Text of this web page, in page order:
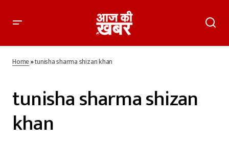
Home»tunisha sharma shizan khan
tunisha sharma shizan
khan